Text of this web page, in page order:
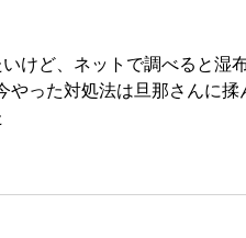
けど、ネットで調べると湿
やった対処法は旦那さんに